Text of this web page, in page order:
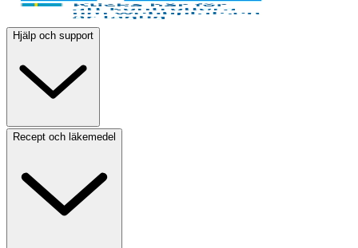
Hjälp och support
Recept och läkemedel